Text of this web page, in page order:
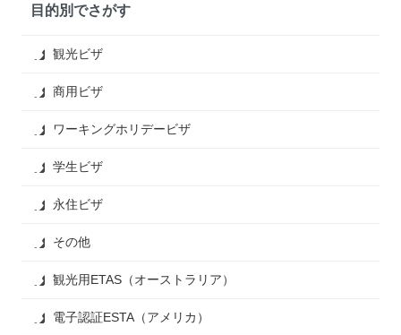
目的別でさがす
観光ビザ
商用ビザ
ワーキングホリデービザ
学生ビザ
永住ビザ
その他
観光用ETAS（オーストラリア）
電子認証ESTA（アメリカ）